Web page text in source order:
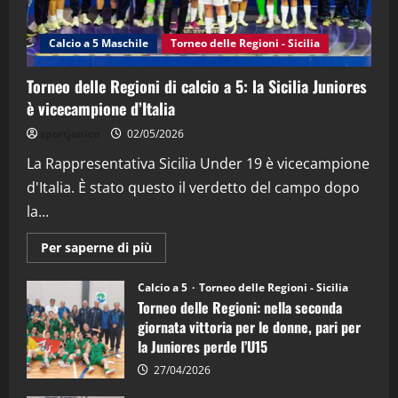
4
“SportEmpire” in Podcast: 27^ Puntata
(Martedi 14 Aprile 2026)
15/04/2026
"SportEmpire" in Podcast
“SportEmpire” in Podcast: 26^ Puntata
08/04/2026
Calcio a 5 Maschile Torneo delle Regioni - Sicilia
Torneo delle Regioni di calcio a 5: la Sicilia Juniores
è vicecampione d’Italia
02/05/2026
La Rappresentativa Sicilia Under 19 è vicecampione
d'Italia. È stato questo il verdetto del campo dopo
la...
Per saperne di più
informazioni
Torneo
delle
Regioni
di
calcio
a
5:
la
Calcio a 5 Torneo delle Regioni - Sicilia
Torneo delle Regioni: nella seconda
giornata vittoria per le donne, pari per
la Juniores perde l’U15
27/04/2026